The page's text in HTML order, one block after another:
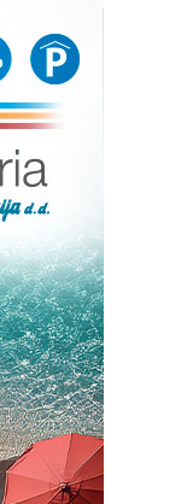
glavi, izrađen je
je tri metra, a s
radio ga je
u
od
otoka Ugljana i
prođe više od
kip posjetiteljima
bude
časti Marija. Taj
Kukljica te